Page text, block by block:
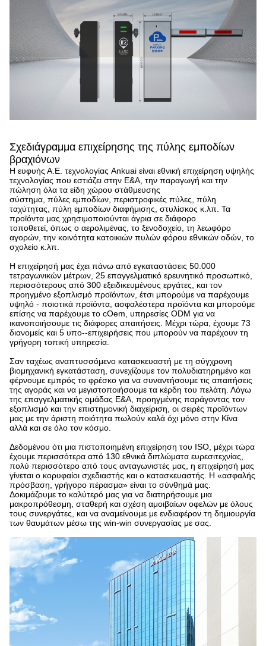
Σχεδιάγραμμα επιχείρησης της πύλης εμποδίων
βραχιόνων
Η ευφυής Α.Ε. τεχνολογίας Ankuai είναι εθνική επιχείρηση υψηλής
τεχνολογίας που εστιάζει στην Ε&Α, την παραγωγή και την
πώληση όλα τα είδη χώρου στάθμευσης
σύστημα, πύλες εμποδίων, περιστροφικές πύλες, πύλη
ταχύτητας, πύλη εμποδίων διαφήμισης, στυλίσκος κ.λπ. Τα
προϊόντα μας χρησιμοποιούνται άγρια σε διάφορο
τοποθετεί, όπως ο αερολιμένας, το ξενοδοχείο, τη λεωφόρο
αγορών, την κοινότητα κατοικιών πυλών φόρου εθνικών οδών, το
σχολείο κ.λπ.
Η επιχείρησή μας έχει πάνω από εγκαταστάσεις 50.000
τετραγωνικών μέτρων, 25 επαγγελματικό ερευνητικό προσωπικό,
περισσότερους από 300 εξειδικευμένους εργάτες, και τον
προηγμένο εξοπλισμό προϊόντων, έτσι μπορούμε να παρέχουμε
υψηλό - ποιοτικά προϊόντα, ασφαλέστερα προϊόντα και μπορούμε
επίσης να παρέχουμε το cOem, υπηρεσίες ODM για να
ικανοποιήσουμε τις διάφορες απαιτήσεις. Μέχρι τώρα, έχουμε 73
διανομείς και 5 υπο--επιχειρήσεις που μπορούν να παρέχουν τη
γρήγορη τοπική υπηρεσία.
Σαν ταχέως αναπτυσσόμενο κατασκευαστή με τη σύγχρονη
βιομηχανική εγκατάσταση, συνεχίζουμε τον πολυδιατηρημένο και
φέρνουμε εμπρός το φρέσκο για να συναντήσουμε τις απαιτήσεις
της αγοράς και να μεγιστοποιήσουμε τα κέρδη του πελάτη. Λόγω
της επαγγελματικής ομάδας Ε&Α, προηγμένης παράγοντας τον
εξοπλισμό και την επιστημονική διαχείριση, οι σειρές προϊόντων
μας με την άριστη ποιότητα πωλούν καλά όχι μόνο στην Κίνα
αλλά και σε όλο τον κόσμο.
Δεδομένου ότι μια πιστοποιημένη επιχείρηση του ISO, μέχρι τώρα
έχουμε περισσότερα από 130 εθνικά διπλώματα ευρεσιτεχνίας,
πολύ περισσότερο από τους ανταγωνιστές μας, η επιχείρησή μας
γίνεται ο κορυφαίοι σχεδιαστής και ο κατασκευαστής. Η «ασφαλής
πρόσβαση, γρήγορο πέρασμα» είναι το σύνθημά μας.
Δοκιμάζουμε το καλύτερό μας για να διατηρήσουμε μια
μακροπρόθεσμη, σταθερή και σχέση αμοιβαίων οφελών με όλους
τους συνεργάτες, και να αναμείνουμε με ενδιαφέρον τη δημιουργία
των θαυμάτων μέσω της win-win συνεργασίας με σας.